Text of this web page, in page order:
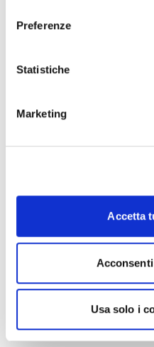
Preferenze
Statistiche
Marketing
Accetta
Usa solo i